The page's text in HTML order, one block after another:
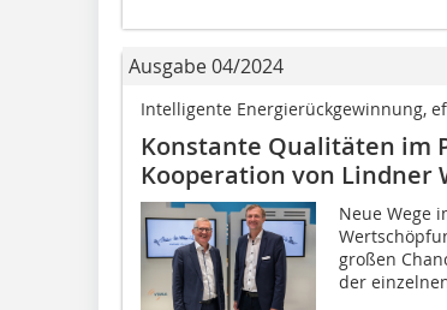
Ausgabe 04/2024
Intelligente Energierückgewinnung,
Konstante Qualitäten im
Kooperation von Lindner
Neue Wege
großen
der